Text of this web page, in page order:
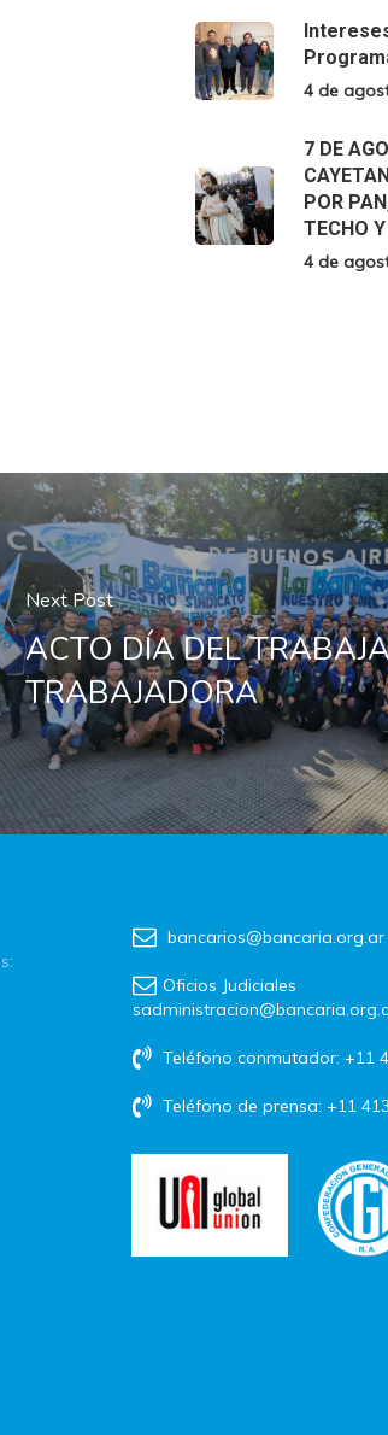
4 de
7 DE
POR
TECHO
4 de
Next Post
ACTO DÍA DEL
TRABAJADORA
bancarios@bancaria.org.ar
Oficios Judiciales
Teléfono conmutador: +11
Teléfono de prensa: +11